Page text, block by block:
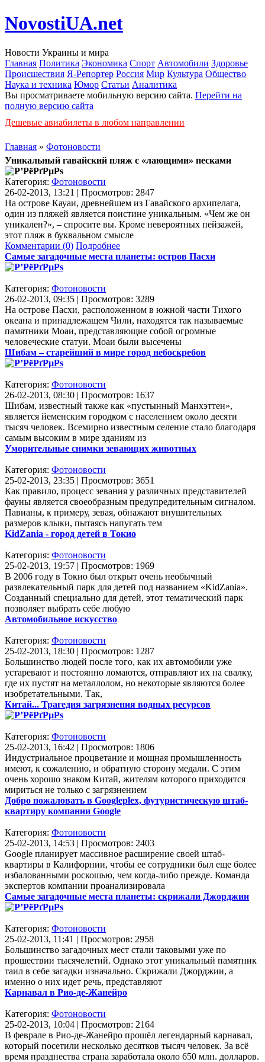
NovostiUA.net
Новости Украины и мира
Главная Политика Экономика Спорт Автомобили Здоровье
Происшествия Я-Репортер Россия Мир Культура Общество
Наука и техника Юмор Статьи Аналитика
Вы просматриваете мобильную версию сайта. Перейти на
полную версию сайта
Дешевые авиабилеты в любом направлении
Главная » Фотоновости
Уникальный гавайский пляж с «лающими» песками
Категория: Фотоновости
26-02-2013, 13:21 | Просмотров: 2847
На острове Кауаи, древнейшем из Гавайского архипелага,
один из пляжей является поистине уникальным. «Чем же он
уникален?», – спросите вы. Кроме невероятных пейзажей,
этот пляж в буквальном смысле
Комментарии (0) Подробнее
Самые загадочные места планеты: остров Пасхи
Категория: Фотоновости
26-02-2013, 09:35 | Просмотров: 3289
На острове Пасхи, расположенном в южной части Тихого
океана и принадлежащем Чили, находятся так называемые
памятники Моаи, представляющие собой огромные
человеческие статуи. Моаи были высечены
Шибам – старейший в мире город небоскребов
Категория: Фотоновости
26-02-2013, 08:30 | Просмотров: 1637
Шибам, известный также как «пустынный Манхэттен»,
является йеменским городком с населением около десяти
тысяч человек. Всемирно известным селение стало благодаря
самым высоким в мире зданиям из
Уморительные снимки зевающих животных
Категория: Фотоновости
25-02-2013, 23:35 | Просмотров: 3651
Как правило, процесс зевания у различных представителей
фауны является своеобразным предупредительным сигналом.
Павианы, к примеру, зевая, обнажают внушительных
размеров клыки, пытаясь напугать тем
KidZania - город детей в Токио
Категория: Фотоновости
25-02-2013, 19:57 | Просмотров: 1969
В 2006 году в Токио был открыт очень необычный
развлекательный парк для детей под названием «KidZania».
Созданный специально для детей, этот тематический парк
позволяет выбрать себе любую
Автомобильное искусство
Категория: Фотоновости
25-02-2013, 18:30 | Просмотров: 1287
Большинство людей после того, как их автомобили уже
устаревают и постоянно ломаются, отправляют их на свалку,
где их пустят на металлолом, но некоторые являются более
изобретательными. Так,
Китай... Трагедия загрязнения водных ресурсов
Категория: Фотоновости
25-02-2013, 16:42 | Просмотров: 1806
Индустриальное процветание и мощная промышленность
имеют, к сожалению, и обратную сторону медали. С этим
очень хорошо знаком Китай, жителям которого приходится
мириться не только с загрязнением
Добро пожаловать в Googleplex, футуристическую штаб-
квартиру компании Google
Категория: Фотоновости
25-02-2013, 14:53 | Просмотров: 2403
Google планирует массивное расширение своей штаб-
квартиры в Калифорнии, чтобы ее сотрудники был еще более
избалованными роскошью, чем когда-либо прежде. Команда
экспертов компании проанализировала
Самые загадочные места планеты: скрижали Джорджии
Категория: Фотоновости
25-02-2013, 11:41 | Просмотров: 2958
Большинство загадочных мест стали таковыми уже по
прошествии тысячелетий. Однако этот уникальный памятник
таил в себе загадки изначально. Скрижали Джорджии, а
именно о них идет речь, представляют
Карнавал в Рио-де-Жанейро
Категория: Фотоновости
25-02-2013, 10:04 | Просмотров: 2164
В феврале в Рио-де-Жанейро прошёл легендарный карнавал,
который посетили несколько десятков тысяч человек. За всё
время празднества страна заработала около 650 млн. долларов.